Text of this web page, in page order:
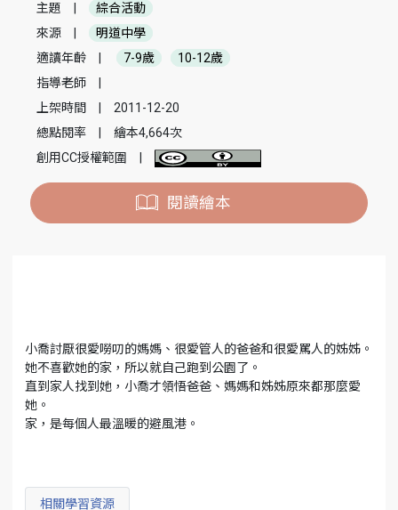
主題
綜合活動
來源
明道中學
適讀年齡
7-9歲
10-12歲
指導老師
上架時間
2011-12-20
總點閱率
繪本4,664次
創用CC授權範圍
閱讀繪本
小喬討厭很愛嘮叨的媽媽、很愛管人的爸爸和很愛罵人的姊姊。
她不喜歡她的家，所以就自己跑到公園了。
直到家人找到她，小喬才領悟爸爸、媽媽和姊姊原來都那麼愛
她。
家，是每個人最溫暖的避風港。
相關學習資源